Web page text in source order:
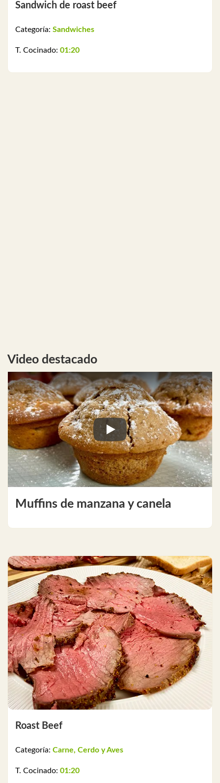
Sandwich de roast beef
Categoría: Sandwiches
T. Cocinado: 01:20
Video destacado
Play
Muffins de manzana y canela
Roast Beef
Categoría: Carne, Cerdo y Aves
T. Cocinado: 01:20